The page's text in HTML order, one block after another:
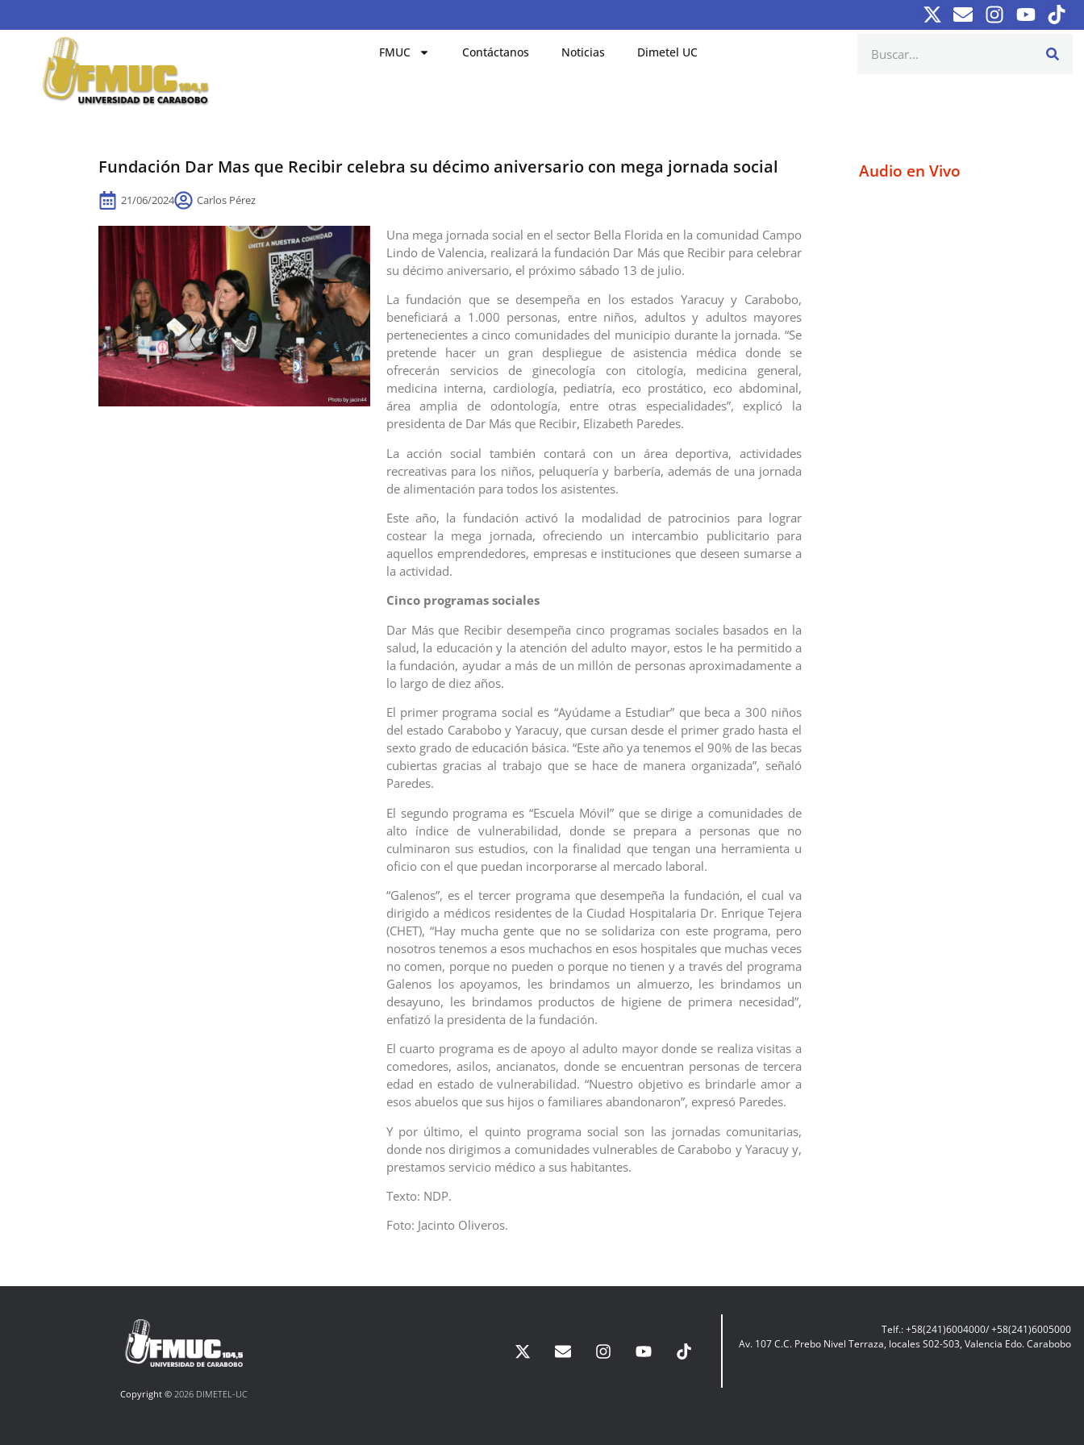
FMUC Contáctanos Noticias Dimetel UC
Fundación Dar Mas que Recibir celebra su décimo aniversario con mega jornada social
21/06/2024 Carlos Pérez
Una mega jornada social en el sector Bella Florida en la comunidad Campo
Lindo de Valencia, realizará la fundación Dar Más que Recibir para celebrar
su décimo aniversario, el próximo sábado 13 de julio.
La fundación que se desempeña en los estados Yaracuy y Carabobo,
beneficiará a 1.000 personas, entre niños, adultos y adultos mayores
pertenecientes a cinco comunidades del municipio durante la jornada. “Se
pretende hacer un gran despliegue de asistencia médica donde se
ofrecerán servicios de ginecología con citología, medicina general,
medicina interna, cardiología, pediatría, eco prostático, eco abdominal,
área amplia de odontología, entre otras especialidades”, explicó la
presidenta de Dar Más que Recibir, Elizabeth Paredes.
La acción social también contará con un área deportiva, actividades
recreativas para los niños, peluquería y barbería, además de una jornada
de alimentación para todos los asistentes.
Este año, la fundación activó la modalidad de patrocinios para lograr
costear la mega jornada, ofreciendo un intercambio publicitario para
aquellos emprendedores, empresas e instituciones que deseen sumarse a
la actividad.
Cinco programas sociales
Dar Más que Recibir desempeña cinco programas sociales basados en la
salud, la educación y la atención del adulto mayor, estos le ha permitido a
la fundación, ayudar a más de un millón de personas aproximadamente a
lo largo de diez años.
El primer programa social es “Ayúdame a Estudiar” que beca a 300 niños
del estado Carabobo y Yaracuy, que cursan desde el primer grado hasta el
sexto grado de educación básica. “Este año ya tenemos el 90% de las becas
cubiertas gracias al trabajo que se hace de manera organizada”, señaló
Paredes.
El segundo programa es “Escuela Móvil” que se dirige a comunidades de
alto índice de vulnerabilidad, donde se prepara a personas que no
culminaron sus estudios, con la finalidad que tengan una herramienta u
oficio con el que puedan incorporarse al mercado laboral.
“Galenos”, es el tercer programa que desempeña la fundación, el cual va
dirigido a médicos residentes de la Ciudad Hospitalaria Dr. Enrique Tejera
(CHET), “Hay mucha gente que no se solidariza con este programa, pero
nosotros tenemos a esos muchachos en esos hospitales que muchas veces
no comen, porque no pueden o porque no tienen y a través del programa
Galenos los apoyamos, les brindamos un almuerzo, les brindamos un
desayuno, les brindamos productos de higiene de primera necesidad”,
enfatizó la presidenta de la fundación.
El cuarto programa es de apoyo al adulto mayor donde se realiza visitas a
comedores, asilos, ancianatos, donde se encuentran personas de tercera
edad en estado de vulnerabilidad. “Nuestro objetivo es brindarle amor a
esos abuelos que sus hijos o familiares abandonaron”, expresó Paredes.
Y por último, el quinto programa social son las jornadas comunitarias,
donde nos dirigimos a comunidades vulnerables de Carabobo y Yaracuy y,
prestamos servicio médico a sus habitantes.
Texto: NDP.
Foto: Jacinto Oliveros.
Audio en Vivo
Copyright ©2026 DIMETEL-UC
Telf.: +58(241)6004000/ +58(241)6005000
Av. 107 C.C. Prebo Nivel Terraza, locales S02-S03, Valencia Edo. Carabobo